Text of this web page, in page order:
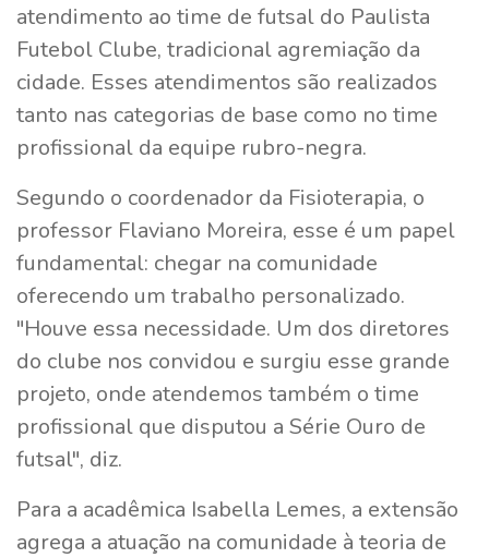
atendimento ao time de futsal do Paulista
Futebol Clube, tradicional agremiação da
cidade. Esses atendimentos são realizados
tanto nas categorias de base como no time
profissional da equipe rubro-negra.
Segundo o coordenador da Fisioterapia, o
professor Flaviano Moreira, esse é um papel
fundamental: chegar na comunidade
oferecendo um trabalho personalizado.
"Houve essa necessidade. Um dos diretores
do clube nos convidou e surgiu esse grande
projeto, onde atendemos também o time
profissional que disputou a Série Ouro de
futsal", diz.
Para a acadêmica Isabella Lemes, a extensão
agrega a atuação na comunidade à teoria de